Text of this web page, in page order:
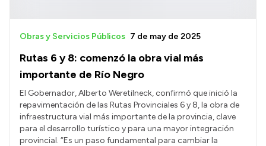
Rutas 6 y 8: comenzó la obra vial más
importante de Río Negro
Obras y Servicios Públicos 7 de may de 2025
El Gobernador, Alberto Weretilneck, confirmó que inició la
repavimentación de las Rutas Provinciales 6 y 8, la obra de
infraestructura vial más importante de la provincia, clave
para el desarrollo turístico y para una mayor integración
provincial. “Es un paso fundamental para cambiar la